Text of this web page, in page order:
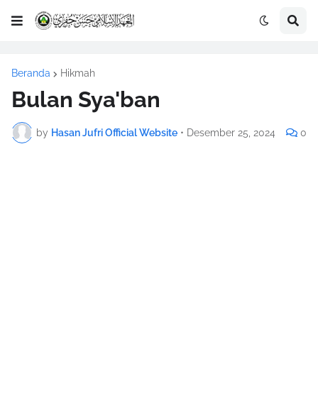
Beranda Hikmah
Bulan Sya'ban
by Hasan Jufri Official Website • Desember 25, 2024 0